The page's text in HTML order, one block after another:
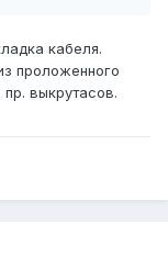
кабеля.
проложенного
выкрутасов.